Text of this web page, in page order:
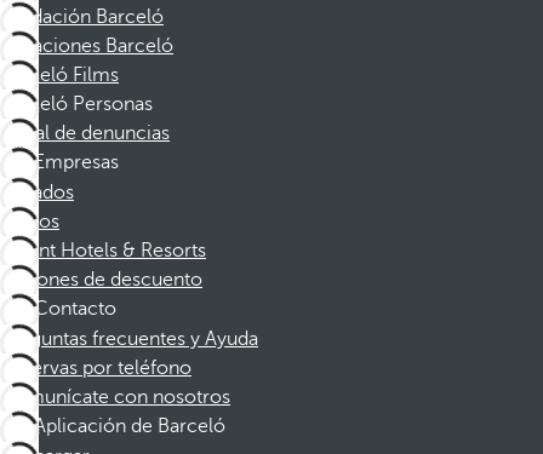
Fundación Barceló
Vacaciones Barceló
Barceló Films
Barceló Personas
Canal de denuncias
Empresas
Afiliados
Socios
Dorint Hotels & Resorts
Cupones de descuento
Contacto
Preguntas frecuentes y Ayuda
Reservas por teléfono
Comunícate con nosotros
Aplicación de Barceló